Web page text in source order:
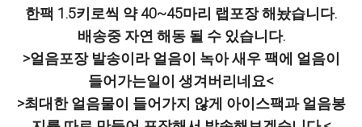
한팩 1.5키로씩 약 40~45마리 랩포장 해놨습니다.
배송중 자연 해동 될 수 있습니다.
>얼음포장 발송이라 얼음이 녹아 새우 팩에 얼음이
들어가는일이 생겨버리네요<
>최대한 얼음물이 들어가지 않게 아이스팩과 얼음봉